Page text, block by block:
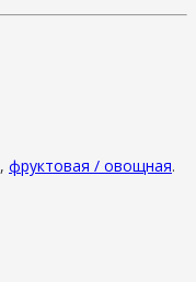
, фруктовая / овощная.